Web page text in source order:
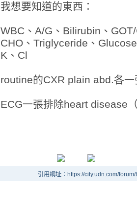
我想要知道的東西：
WBC、A/G、Bilirubin、
CHO、Triglyceride、
K、Cl
routine的CXR plain abd.各一
ECG一張排除heart disease
引用網址：https://city.udn.com/